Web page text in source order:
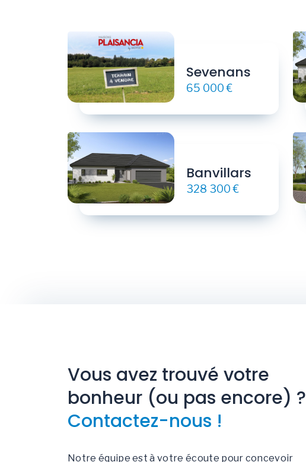
Sevenans
65 000 €
Banvillars
328 300 €
Vous avez trouvé votre
bonheur (ou pas encore) ?
Contactez-nous !
Notre équipe est à votre écoute pour concevoir